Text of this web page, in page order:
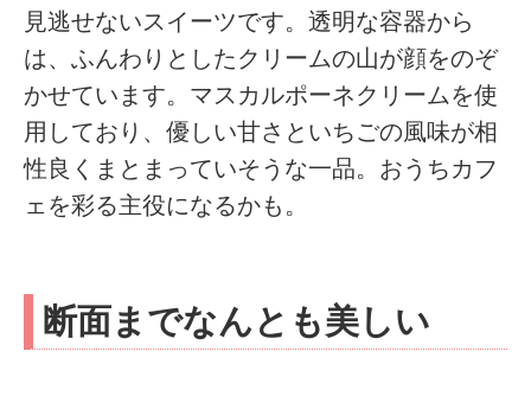
見逃せないスイーツです。透明な容器から
は、ふんわりとしたクリームの山が顔をのぞ
かせています。マスカルポーネクリームを使
用しており、優しい甘さといちごの風味が相
性良くまとまっていそうな一品。おうちカフ
ェを彩る主役になるかも。
断面までなんとも美しい